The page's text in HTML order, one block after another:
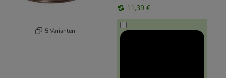
5 Varianten
11,39 €